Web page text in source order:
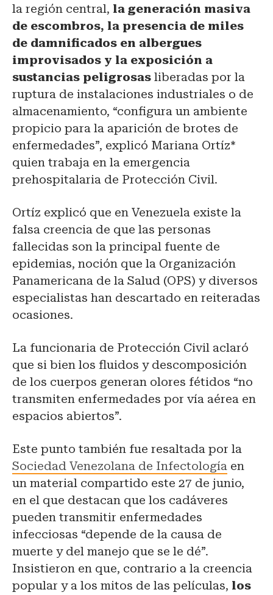
la región central, la generación masiva
de escombros, la presencia de miles
de damnificados en albergues
improvisados y la exposición a
sustancias peligrosas liberadas por la
ruptura de instalaciones industriales o de
almacenamiento, “configura un ambiente
propicio para la aparición de brotes de
enfermedades”, explicó Mariana Ortíz*
quien trabaja en la emergencia
prehospitalaria de Protección Civil.
Ortíz explicó que en Venezuela existe la
falsa creencia de que las personas
fallecidas son la principal fuente de
epidemias, noción que la Organización
Panamericana de la Salud (OPS) y diversos
especialistas han descartado en reiteradas
ocasiones.
La funcionaria de Protección Civil aclaró
que si bien los fluidos y descomposición
de los cuerpos generan olores fétidos “no
transmiten enfermedades por vía aérea en
espacios abiertos”.
Este punto también fue resaltada por la
Sociedad Venezolana de Infectología en
un material compartido este 27 de junio,
en el que destacan que los cadáveres
pueden transmitir enfermedades
infecciosas “depende de la causa de
muerte y del manejo que se le dé”.
Insistieron en que, contrario a la creencia
popular y a los mitos de las películas, los